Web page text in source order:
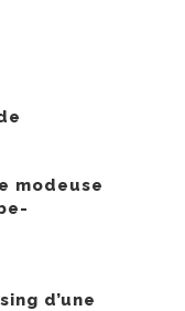
modeuse
d’une